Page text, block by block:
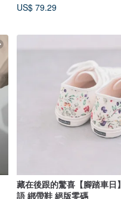
US$ 79.29
藏在後跟的驚喜【腳踏車日
語 綁帶鞋 絕版零碼